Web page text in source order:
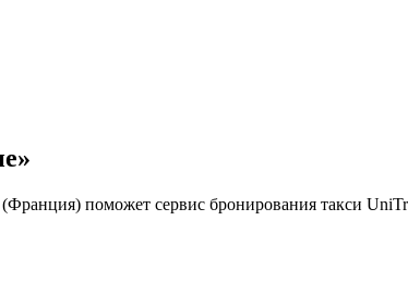
поможет сервис бронирования такси